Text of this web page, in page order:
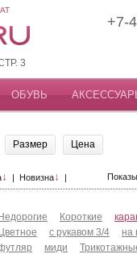
3
+7-
ОБУВЬ
Размер Цена
↓ | Новизна↓ |
Недорогие Короткие
Цветное
с рукавом 3/4
на
миди